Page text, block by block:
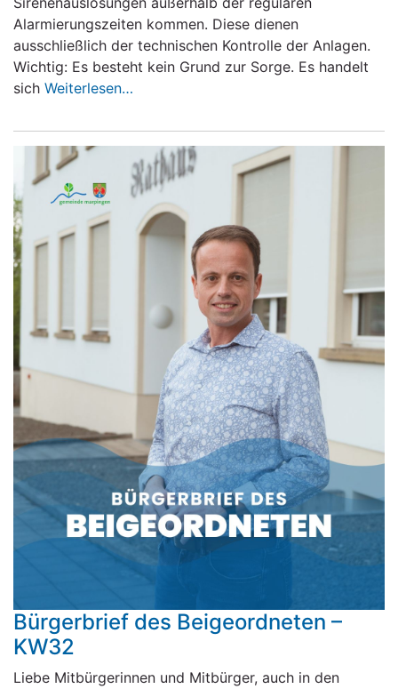
Alarmierungszeiten kommen. Diese dienen
ausschließlich der technischen Kontrolle der Anlagen.
Wichtig: Es besteht kein Grund zur Sorge. Es handelt
sich Weiterlesen…
Bürgerbrief des Beigeordneten –
KW32
Liebe Mitbürgerinnen und Mitbürger, auch in den